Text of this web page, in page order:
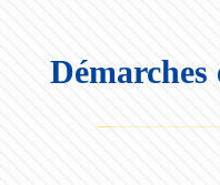
Démarches